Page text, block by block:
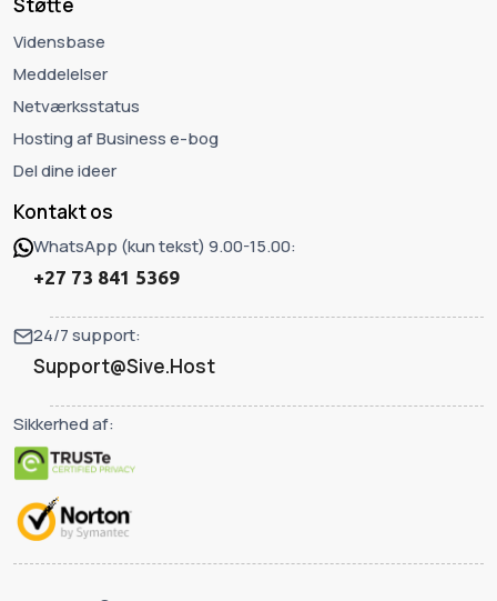
Støtte
Vidensbase
Meddelelser
Netværksstatus
Hosting af Business e-bog
Del dine ideer
Kontakt os
WhatsApp (kun tekst) 9.00-15.00:
+27 73 841 5369
24/7 support:
Support@Sive.Host
Sikkerhed af: